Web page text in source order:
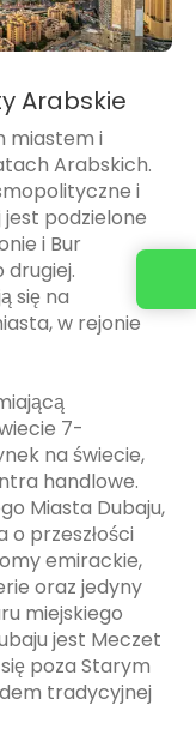
Arabskie
miastem i
Arabskich.
i
podzielone
i Bur
drugiej.
się na
w rejonie
7-
na świecie,
handlowe.
Miasta Dubaju,
przeszłości
emirackie,
oraz jedyny
miejskiego
jest Meczet
poza Starym
tradycyjnej
się z nami